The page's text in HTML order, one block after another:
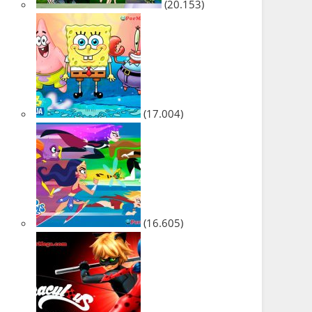
(20.153)
(17.004)
(16.605)